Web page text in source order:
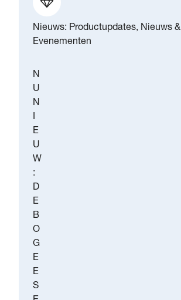
Nieuws: Productupdates, Nieuws &
Evenementen
N
U
N
I
E
U
W
:
D
E
B
O
G
E
E
S